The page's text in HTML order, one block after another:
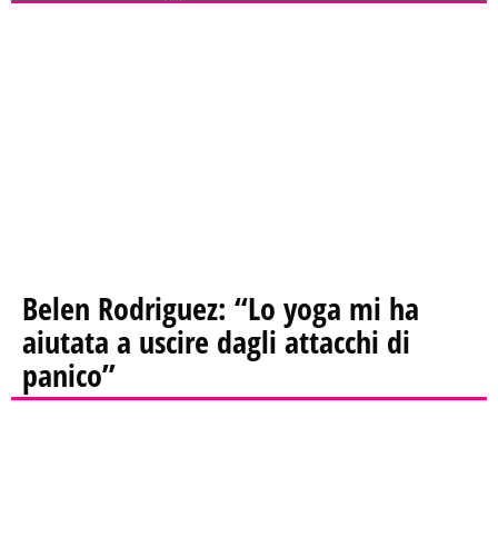
Belen Rodriguez: “Lo yoga mi ha
aiutata a uscire dagli attacchi di
panico”